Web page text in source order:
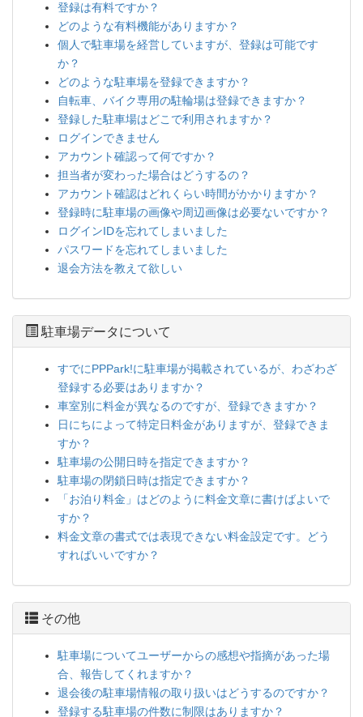
登録は有料ですか？
どのような有料機能がありますか？
個人で駐車場を経営していますが、登録は可能です
か？
どのような駐車場を登録できますか？
自転車、バイク専用の駐輪場は登録できますか？
登録した駐車場はどこで利用されますか？
ログインできません
アカウント確認って何ですか？
担当者が変わった場合はどうするの？
アカウント確認はどれくらい時間がかかりますか？
登録時に駐車場の画像や周辺画像は必要ないですか？
ログインIDを忘れてしまいました
パスワードを忘れてしまいました
退会方法を教えて欲しい
駐車場データについて
すでにPPPark!に駐車場が掲載されているが、わざわざ
登録する必要はありますか？
車室別に料金が異なるのですが、登録できますか？
日にちによって特定日料金がありますが、登録できま
すか？
駐車場の公開日時を指定できますか？
駐車場の閉鎖日時は指定できますか？
「お泊り料金」はどのように料金文章に書けばよいで
すか？
料金文章の書式では表現できない料金設定です。どう
すればいいですか？
その他
駐車場についてユーザーからの感想や指摘があった場
合、報告してくれますか？
退会後の駐車場情報の取り扱いはどうするのですか？
登録する駐車場の件数に制限はありますか？